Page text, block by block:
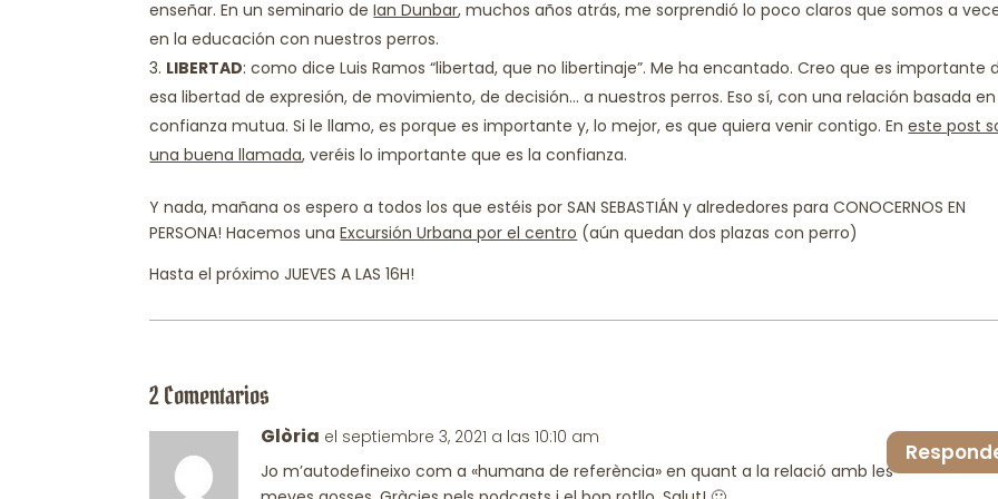
enseñar. En un seminario deIan Dunbar, muchos años atrás, me sorprendió lo poco claros que somos a
en la educación con nuestros perros.
LIBERTAD: como dice Luis Ramos “libertad, que no libertinaje”. Me ha encantado. Creo que es importante
esa libertad de expresión, de movimiento, de decisión… a nuestros perros. Eso sí, con una relación basada en
confianza mutua. Si le llamo, es porque es importante y, lo mejor, es que quiera venir contigo. Eneste post
una buena llamada, veréis lo importante que es la confianza.
Y nada, mañana os espero a todos los que estéis por SAN SEBASTIÁN y alrededores para CONOCERNOS EN
PERSONA! Hacemos unaExcursión Urbana por el centro (aún quedan dos plazas con perro)
Hasta el próximo JUEVES A LAS 16H!
2 Comentarios
Glòria el septiembre 3, 2021 a las 10:10 am
Jo m’autodefineixo com a «humana de referència» en quant a la relació amb les